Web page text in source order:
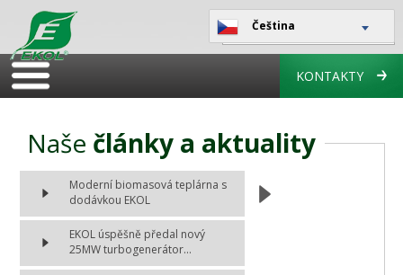
Čeština
KONTAKTY
Naše články a aktuality
Moderní biomasová teplárna s
dodávkou EKOL
EKOL úspěšně předal nový
25MW turbogenerátor...